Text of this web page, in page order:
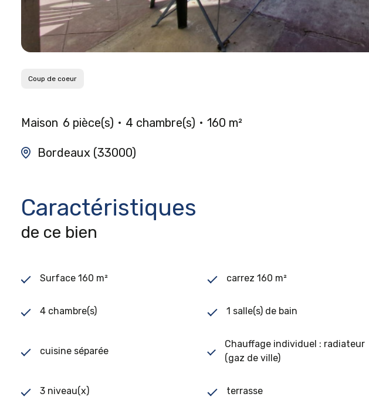
Coup de coeur
Maison 6 pièce(s) 4 chambre(s) 160 m²
Bordeaux (33000)
Caractéristiques
de ce bien
Surface 160 m² carrez 160 m²
4 chambre(s) 1 salle(s) de bain
cuisine séparée
Chauffage individuel : radiateur
(gaz de ville)
3 niveau(x) terrasse